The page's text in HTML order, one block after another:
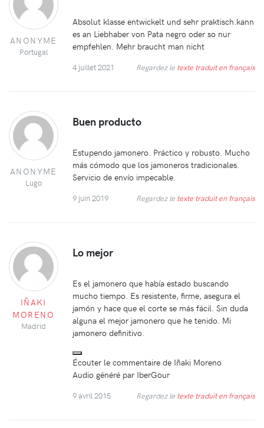
ANONYME
Portugal
Absolut klasse entwickelt und sehr praktisch.kann
es an Liebhaber von Pata negro oder so nur
empfehlen. Mehr braucht man nicht
4 juillet 2021 Regardez le texte traduit en français
ANONYME
Lugo
Buen producto
Estupendo jamonero. Práctico y robusto. Mucho
más cómodo que los jamoneros tradicionales.
Servicio de envío impecable.
9 juin 2019 Regardez le texte traduit en français
IÑAKI
MORENO
Madrid
Lo mejor
Es el jamonero que había estado buscando
mucho tiempo. Es resistente, firme, asegura el
jamón y hace que el corte se más fácil. Sin duda
alguna el mejor jamonero que he tenido. Mi
jamonero definitivo.
Écouter le commentaire de Iñaki Moreno
Audio généré par IberGour
9 avril 2015 Regardez le texte traduit en français